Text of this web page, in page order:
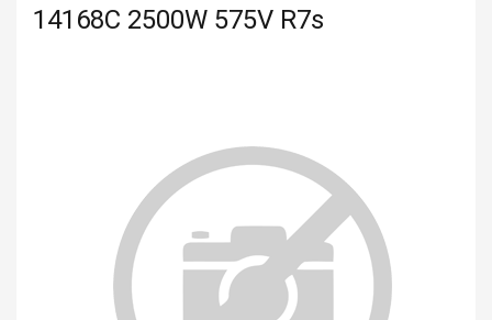
14168C 2500W 575V R7s